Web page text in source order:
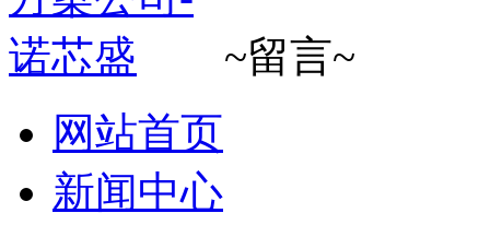
~留言~
网站首页
新闻中心